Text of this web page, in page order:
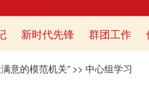
新时代先锋 群团工作
意的模范机关” >> 中心组学习